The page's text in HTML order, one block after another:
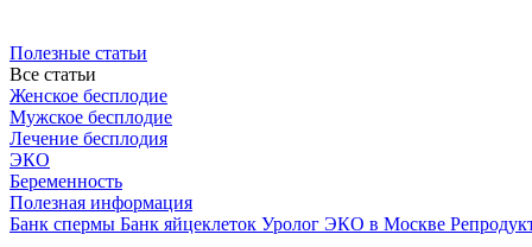
Полезные статьи
Все статьи
Женское бесплодие
Мужское бесплодие
Лечение бесплодия
ЭКО
Беременность
Полезная информация
Банк спермы Банк яйцеклеток Уролог ЭКО в Москве